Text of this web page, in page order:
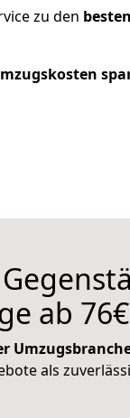
zu den
ab 76€
als